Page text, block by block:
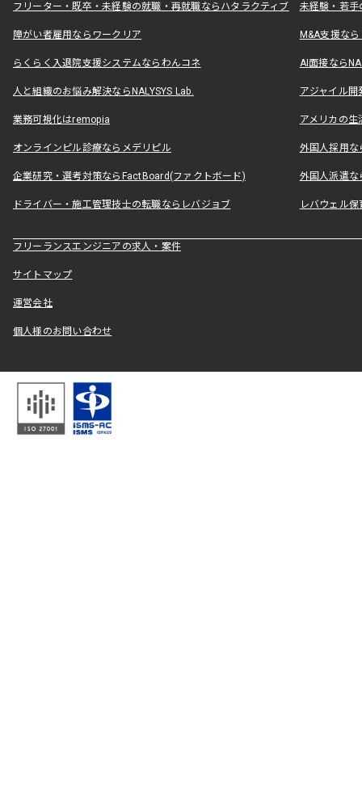
フリーター・既卒・未経験の就職・再就職ならハタラクティブ 未経験・若手
障がい者雇用ならワークリア M&A支援な
らくらく入退院支援システムならわんコネ AI面接なら
人と組織のお悩み解決ならNALYSYS Lab. アジャイル
業務可視化はremopia アメリカの
オンラインピル診療ならメデリピル 外国人採用
企業研究・選考対策ならFactBoard(ファクトボード) 外国人派遣な
ドライバー・施工管理技士の転職ならレバジョブ レバウェル
フリーランスエンジニアの求人・案件
サイトマップ
運営会社
個人様のお問い合わせ